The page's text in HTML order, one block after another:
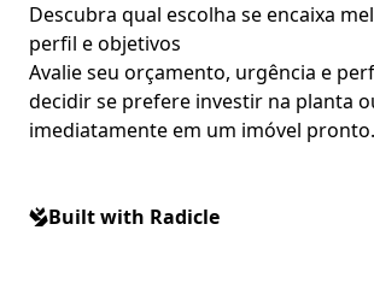
Descubra qual escolha se encaixa
perfil e objetivos
Avalie seu orçamento, urgência e
decidir se prefere investir na planta
imediatamente em um imóvel pronto.
Built with Radicle